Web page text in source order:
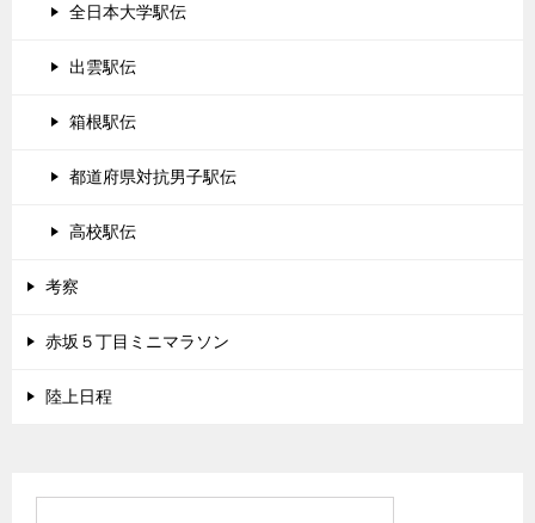
全日本大学駅伝
出雲駅伝
箱根駅伝
都道府県対抗男子駅伝
高校駅伝
考察
赤坂５丁目ミニマラソン
陸上日程